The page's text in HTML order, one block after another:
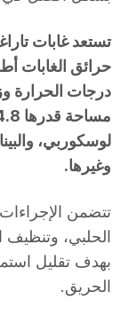
تستعد غابات
حرائق الغابات
درجات الحرارة
لوسكوربي،
وغيرها.
تتضمن
الحلبي، وتنظيف
بهدف تقليل
الحريق.